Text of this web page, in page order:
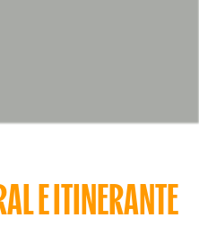
E ITINERANTE